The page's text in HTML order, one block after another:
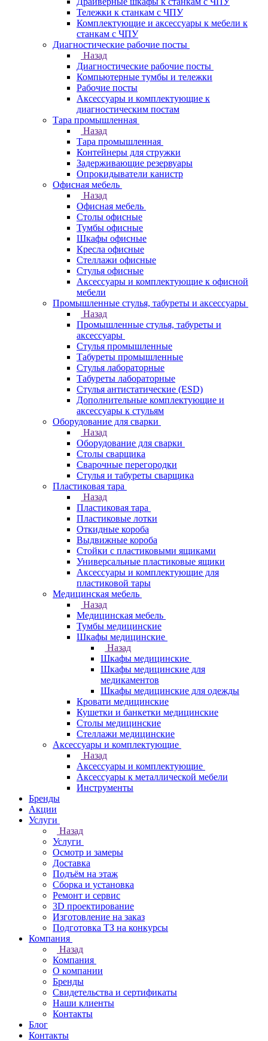
Тележки к станкам с ЧПУ
Комплектующие и аксессуары к мебели к
станкам с ЧПУ
Диагностические рабочие посты
Назад
Диагностические рабочие посты
Компьютерные тумбы и тележки
Рабочие посты
Аксессуары и комплектующие к
диагностическим постам
Тара промышленная
Назад
Тара промышленная
Контейнеры для стружки
Задерживающие резервуары
Опрокидыватели канистр
Офисная мебель
Назад
Офисная мебель
Столы офисные
Тумбы офисные
Шкафы офисные
Кресла офисные
Стеллажи офисные
Стулья офисные
Аксессуары и комплектующие к офисной
мебели
Промышленные стулья, табуреты и аксессуары
Назад
Промышленные стулья, табуреты и
аксессуары
Стулья промышленные
Табуреты промышленные
Стулья лабораторные
Табуреты лабораторные
Стулья антистатические (ESD)
Дополнительные комплектующие и
аксессуары к стульям
Оборудование для сварки
Назад
Оборудование для сварки
Столы сварщика
Сварочные перегородки
Стулья и табуреты сварщика
Пластиковая тара
Назад
Пластиковая тара
Пластиковые лотки
Откидные короба
Выдвижные короба
Стойки с пластиковыми ящиками
Универсальные пластиковые ящики
Аксессуары и комплектующие для
пластиковой тары
Медицинская мебель
Назад
Медицинская мебель
Тумбы медицинские
Шкафы медицинские
Назад
Шкафы медицинские
Шкафы медицинские для
медикаментов
Шкафы медицинские для одежды
Кровати медицинские
Кушетки и банкетки медицинские
Столы медицинские
Стеллажи медицинские
Аксессуары и комплектующие
Назад
Аксессуары и комплектующие
Аксессуары к металлической мебели
Инструменты
Бренды
Акции
Услуги
Назад
Услуги
Осмотр и замеры
Доставка
Подъём на этаж
Сборка и установка
Ремонт и сервис
3D проектирование
Изготовление на заказ
Подготовка ТЗ на конкурсы
Компания
Назад
Компания
О компании
Бренды
Свидетельства и сертификаты
Наши клиенты
Контакты
Блог
Контакты